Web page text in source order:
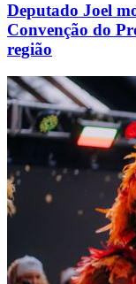
Deputado Joel
Convenção do
região